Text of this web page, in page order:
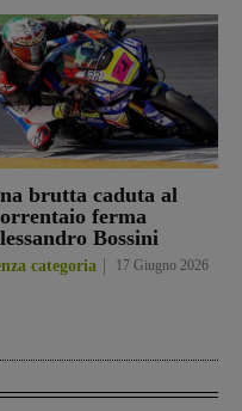
brutta caduta al
ferma
Bossini
categoria 17 Giugno 2026